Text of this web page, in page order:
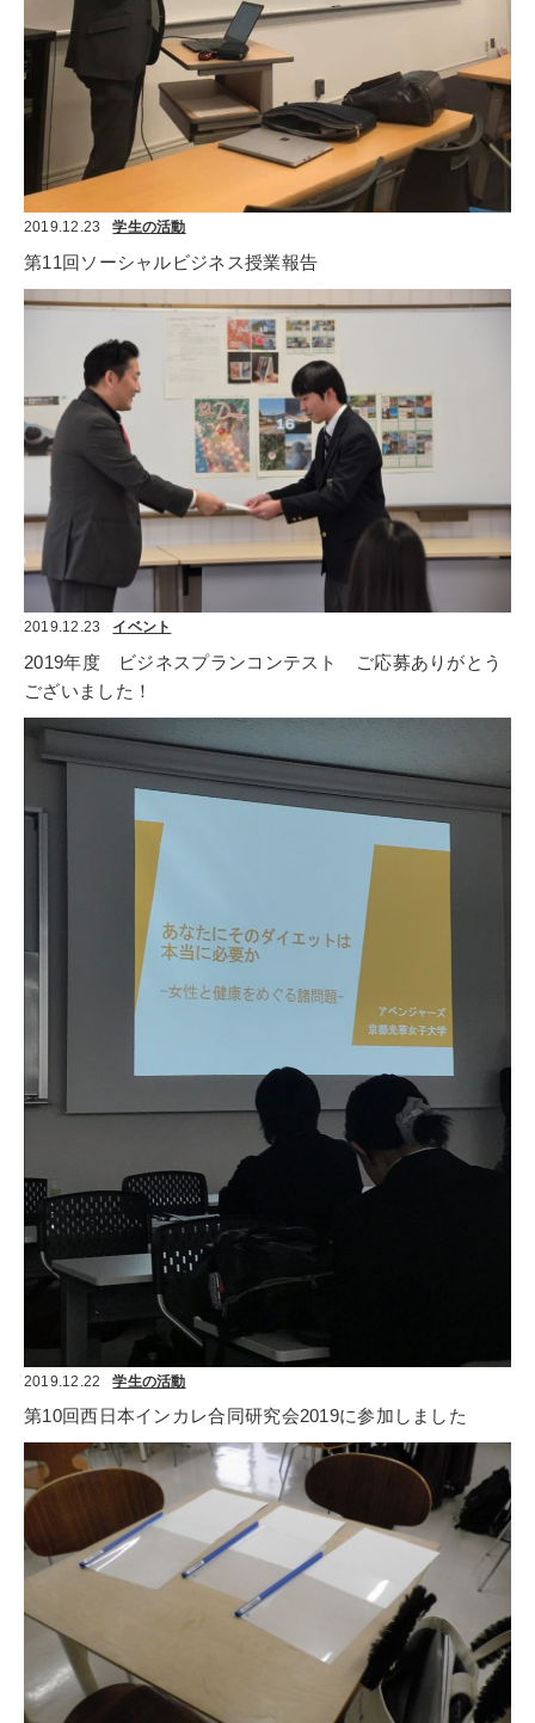
2019.12.23 学生の活動
第11回ソーシャルビジネス授業報告
2019.12.23 イベント
2019年度　ビジネスプランコンテスト　ご応募ありがとう
ございました！
2019.12.22 学生の活動
第10回西日本インカレ合同研究会2019に参加しました